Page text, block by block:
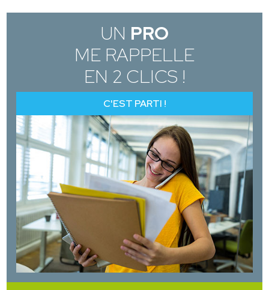
UN PRO
ME RAPPELLE
EN 2 CLICS !
C'EST PARTI !